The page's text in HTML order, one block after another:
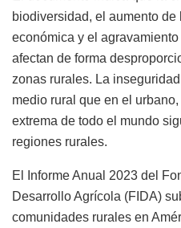
biodiversidad, el aumento
económica y el
afectan de forma
zonas rurales. La
medio rural que en el
extrema de todo el mundo
regiones rurales.
El Informe Anual 2023 del
Desarrollo Agrícola (FIDA)
comunidades rurales en